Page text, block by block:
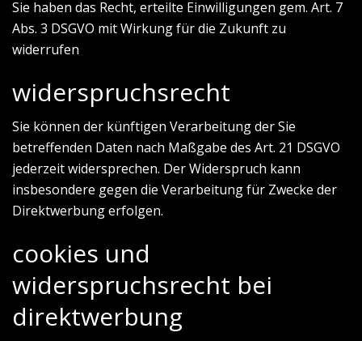
Sie haben das Recht, erteilte Einwilligungen gem. Art. 7
Abs. 3 DSGVO mit Wirkung für die Zukunft zu
widerrufen
widerspruchsrecht
Sie können der künftigen Verarbeitung der Sie
betreffenden Daten nach Maßgabe des Art. 21 DSGVO
jederzeit widersprechen. Der Widerspruch kann
insbesondere gegen die Verarbeitung für Zwecke der
Direktwerbung erfolgen.
cookies und
widerspruchsrecht bei
direktwerbung